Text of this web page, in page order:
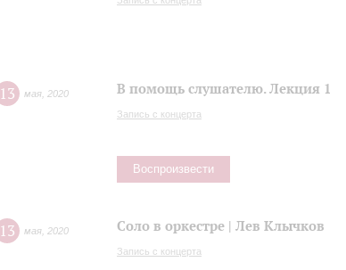
13 мая 2020 В помощь слушателю. Лекция 1
Запись с концерта
Воспроизвести
13 мая 2020 Соло в оркестре | Лев Клычков
Запись с концерта